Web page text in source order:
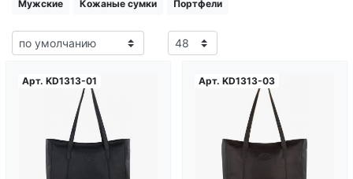
Мужские Кожаные сумки Портфели
Арт. KD1313-01
Загрузка...
Арт. KD1313-03
Загрузка...